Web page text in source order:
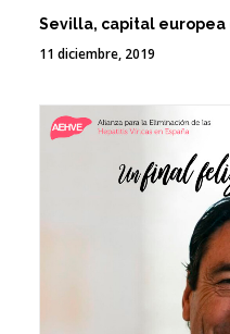
Sevilla, capital
11 diciembre, 2019